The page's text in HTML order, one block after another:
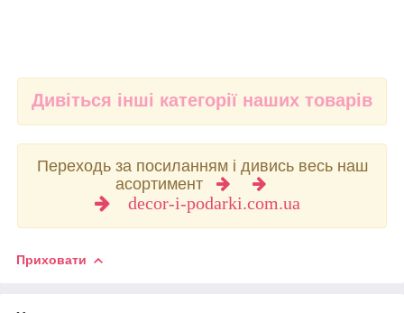
Переходь за посиланням і дивись весь наш
асортимент
decor-i-podarki.com.ua
Дивіться інші категорії наших товарів
Приховати